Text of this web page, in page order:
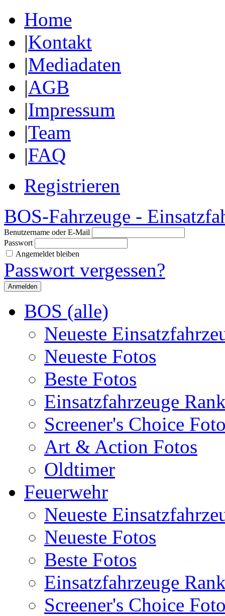
Home
|Kontakt
|Mediadaten
|AGB
|Impressum
|Team
|FAQ
Registrieren
BOS-Fahrzeuge -
Benutzername oder E-Mail
Passwort
Angemeldet bleiben
Passwort vergessen?
BOS (alle)
Neueste
Neueste Fotos
Beste Fotos
Einsatzfahrzeuge
Screener's Choice
Art & Action Fotos
Oldtimer
Feuerwehr
Neueste
Neueste Fotos
Beste Fotos
Einsatzfahrzeuge
Screener's Choice